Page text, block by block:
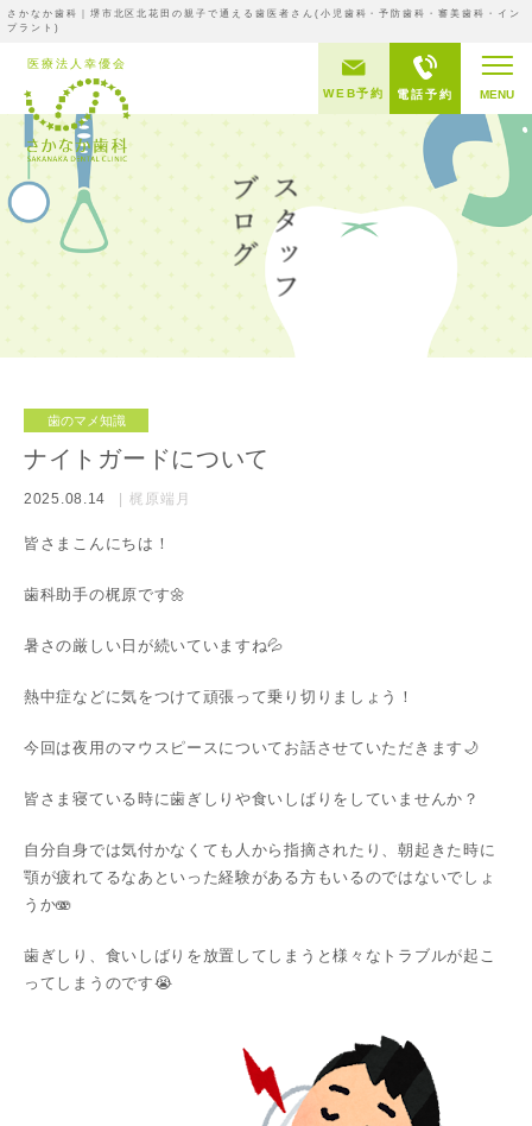
さかなか歯科｜堺市北区北花田の親子で通える歯医者さん(小児歯科・予防歯科・審美歯科・イン
プラント)
MENU
電話予約
WEB予約
歯のマメ知識
ナイトガードについて
2025.08.14 梶原端月
皆さまこんにちは！
歯科助手の梶原です🌼
暑さの厳しい日が続いていますね💦
熱中症などに気をつけて頑張って乗り切りましょう！
今回は夜用のマウスピースについてお話させていただきます🌙
皆さま寝ている時に歯ぎしりや食いしばりをしていませんか？
自分自身では気付かなくても人から指摘されたり、朝起きた時に
顎が疲れてるなあといった経験がある方もいるのではないでしょ
うか🫨
歯ぎしり、食いしばりを放置してしまうと様々なトラブルが起こ
ってしまうのです😭